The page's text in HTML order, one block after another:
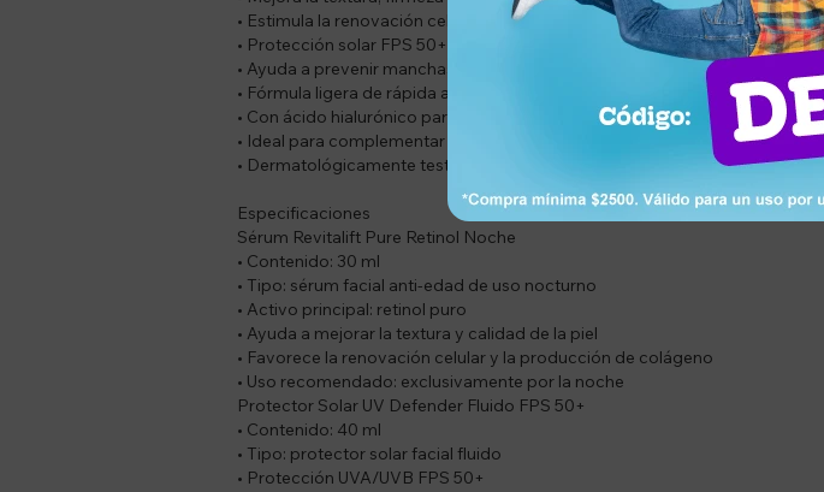
• Estimula la renovación celular y la producción de colágeno.
• Protección solar FPS 50+ de amplio espectro UVA/UVB.
• Ayuda a prevenir manchas solares y signos de envejecimiento prematuro.
• Fórmula ligera de rápida absorción.
• Con ácido hialurónico para una mayor hidratación.
• Ideal para complementar tratamientos con retinol.
• Dermatológicamente testeado.
Especificaciones
Sérum Revitalift Pure Retinol Noche
• Contenido: 30 ml
• Tipo: sérum facial anti-edad de uso nocturno
• Activo principal: retinol puro
• Ayuda a mejorar la textura y calidad de la piel
• Favorece la renovación celular y la producción de colágeno
• Uso recomendado: exclusivamente por la noche
Protector Solar UV Defender Fluido FPS 50+
• Contenido: 40 ml
• Tipo: protector solar facial fluido
• Protección UVA/UVB FPS 50+